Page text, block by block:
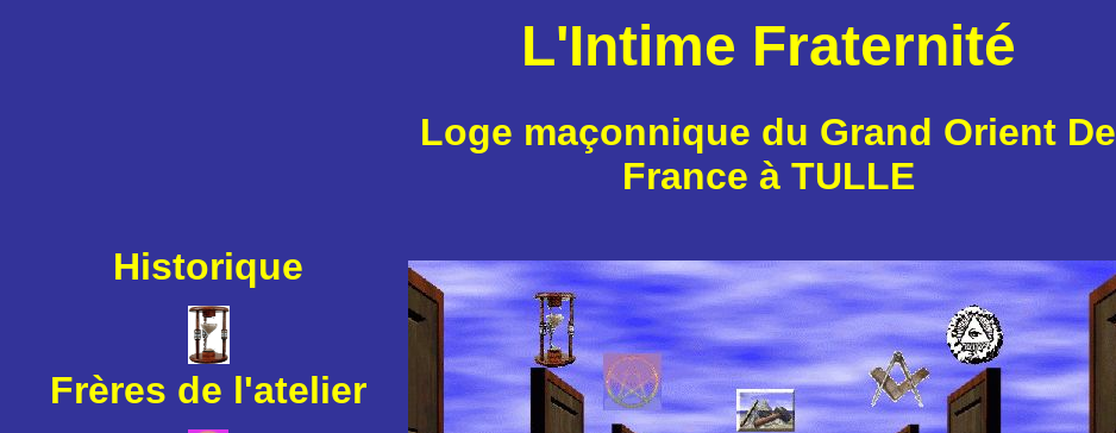
L'Intime Fraternité
Loge maçonnique du Grand Orient De
France à TULLE
Historique
Frères de l'atelier